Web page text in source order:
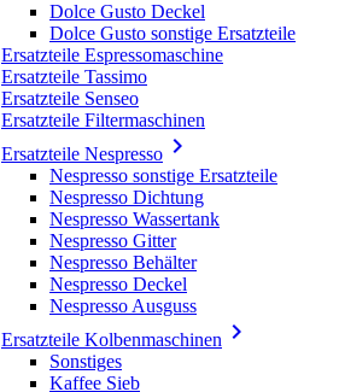
Dolce Gusto Deckel
Dolce Gusto sonstige Ersatzteile
Ersatzteile Espressomaschine
Ersatzteile Tassimo
Ersatzteile Senseo
Ersatzteile Filtermaschinen
Ersatzteile Nespresso 
Nespresso sonstige Ersatzteile
Nespresso Dichtung
Nespresso Wassertank
Nespresso Gitter
Nespresso Behälter
Nespresso Deckel
Nespresso Ausguss
Ersatzteile Kolbenmaschinen 
Sonstiges
Kaffee Sieb